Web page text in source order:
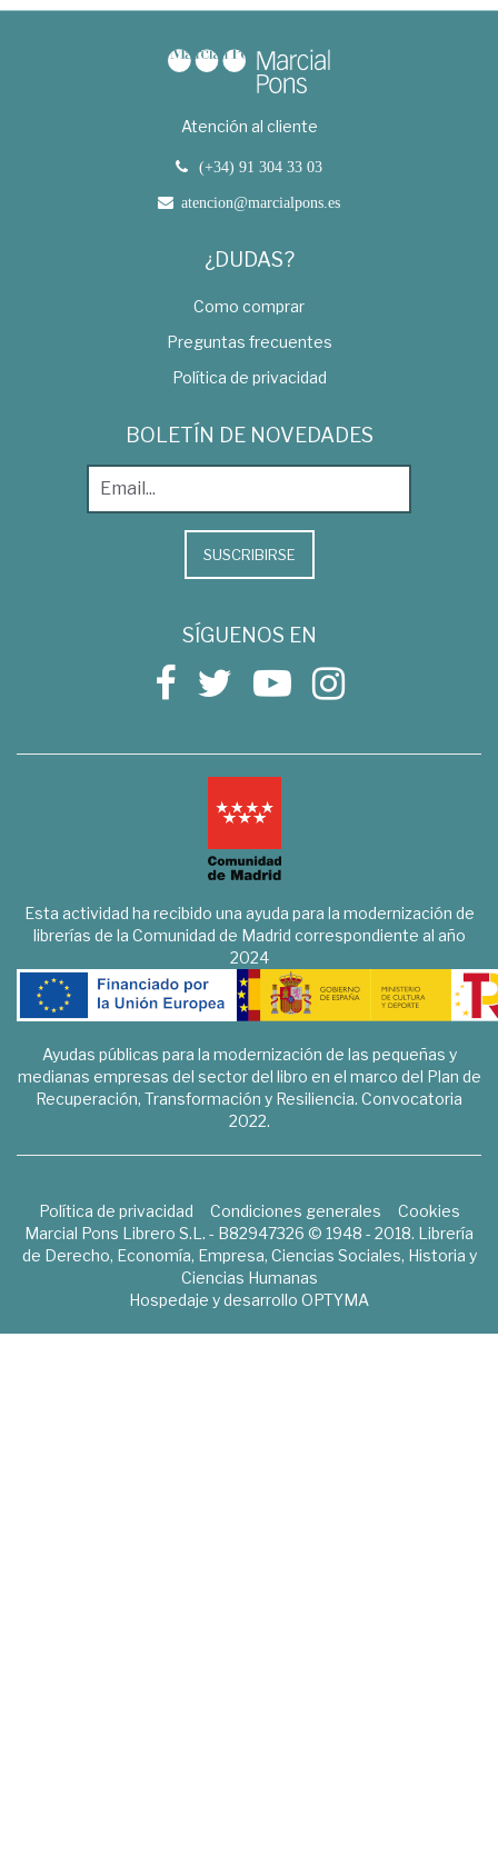
Atención al cliente
(+34) 91 304 33 03
atencion@marcialpons.es
¿DUDAS?
Como comprar
Preguntas frecuentes
Política de privacidad
BOLETÍN DE NOVEDADES
SUSCRIBIRSE
SÍGUENOS EN
Esta actividad ha recibido una ayuda para la modernización de
librerías de la Comunidad de Madrid correspondiente al año
2024
Ayudas públicas para la modernización de las pequeñas y
medianas empresas del sector del libro en el marco del Plan de
Recuperación, Transformación y Resiliencia. Convocatoria
2022.
Política de privacidad Condiciones generales
Cookies
Marcial Pons Librero S.L. - B82947326 © 1948 - 2018. Librería
de Derecho, Economía, Empresa, Ciencias Sociales, Historia y
Ciencias Humanas
Hospedaje y desarrollo OPTYMA